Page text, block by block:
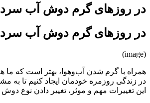
در روزهای گرم دوش آب سرد
در روزهای گرم دوش آب سرد
(image)
همراه با گرم شدن آب‌وهوا، بهتر است که ما
در زندگی روزمره خودمان ایجاد کنیم تا به
این تغییرات مهم و موثر، تغییر دادن نوع